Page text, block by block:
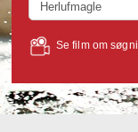
Se film om